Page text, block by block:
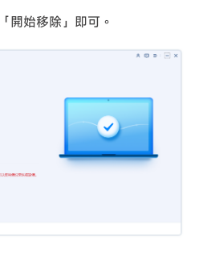
開始移除」即可。